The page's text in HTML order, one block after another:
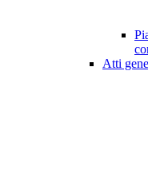
Atti